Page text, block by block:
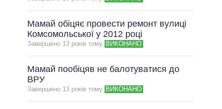
ВСІ ОБІЦЯНКИ
АРХІВНІ ОБІЦЯНКИ
Мамай обіцяє провести ремонт вулиці
Комсомольської у 2012 році
Завершено 13 рокiв тому ВИКОНАНО
Мамай пообіцяв не балотуватися до
ВРУ
Завершено 13 рокiв тому ВИКОНАНО